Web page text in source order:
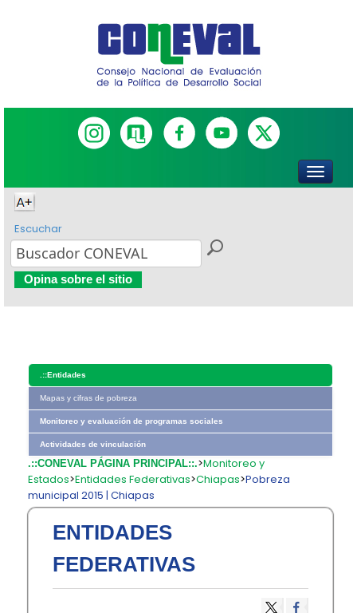
Escuchar
Opina sobre el sitio
.::Entidades
Mapas y cifras de pobreza
Monitoreo y evaluación de programas sociales
Actividades de vinculación
.::CONEVAL PÁGINA PRINCIPAL::.>Monitoreo y
Estados>Entidades Federativas>Chiapas>Pobreza
municipal 2015 | Chiapas
ENTIDADES
FEDERATIVAS